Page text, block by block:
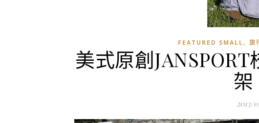
FEATURED SMALL, 旅
美式原創
架
2013/